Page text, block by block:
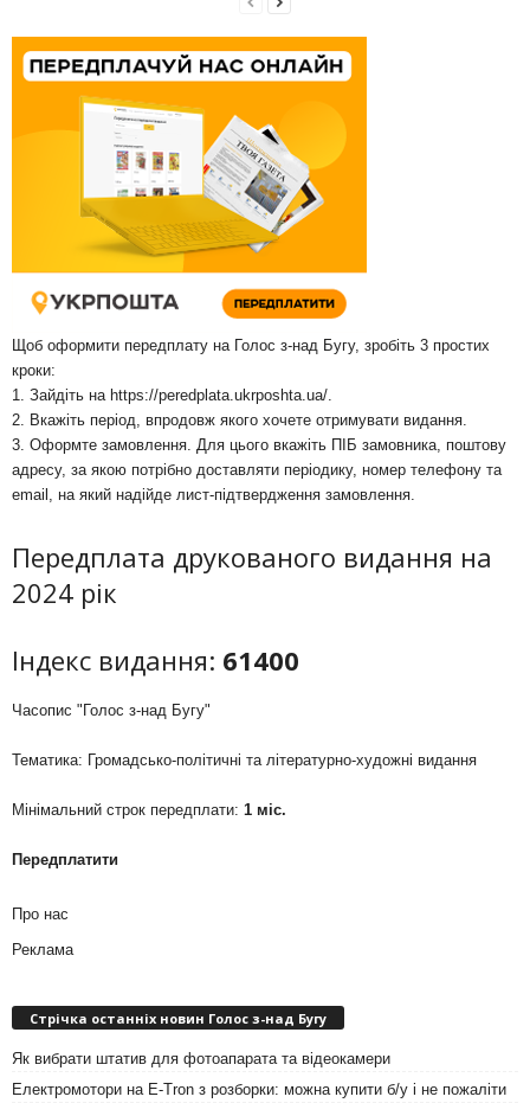
Щоб оформити передплату на Голос з-над Бугу, зробіть 3 простих
кроки:
1. Зайдіть на https://peredplata.ukrposhta.ua/
2. Вкажіть період, впродовж якого хочете отримувати видання.
3. Оформте замовлення. Для цього вкажіть ПІБ замовника, поштову
адресу, за якою потрібно доставляти періодику, номер телефону та
email, на який надійде лист-підтвердження замовлення.
Передплата друкованого видання на
2024 рік
Індекс видання: 61400
Часопис "Голос з-над Бугу"
Тематика: Громадсько-політичні та літературно-художні видання
Мінімальний строк передплати: 1 міс.
Передплатити
Про нас
Реклама
Стрічка останніх новин Голос з-над Бугу
Як вибрати штатив для фотоапарата та відеокамери
Електромотори на E-Tron з розборки: можна купити б/у і не пожаліти